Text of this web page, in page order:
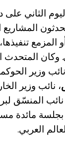
الثاني على
المشاريع
المزمع
وكان المتحدث
وزير
، نائب وزير
المنسّق
بجلسة مائدة
العربي.